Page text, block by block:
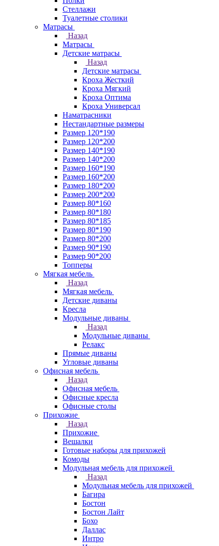
Стеллажи
Туалетные столики
Матрасы
Назад
Матрасы
Детские матрасы
Назад
Детские матрасы
Кроха Жесткий
Кроха Мягкий
Кроха Оптима
Кроха Универсал
Наматрасники
Нестандартные размеры
Размер 120*190
Размер 120*200
Размер 140*190
Размер 140*200
Размер 160*190
Размер 160*200
Размер 180*200
Размер 200*200
Размер 80*160
Размер 80*180
Размер 80*185
Размер 80*190
Размер 80*200
Размер 90*190
Размер 90*200
Топперы
Мягкая мебель
Назад
Мягкая мебель
Детские диваны
Кресла
Модульные диваны
Назад
Модульные диваны
Релакс
Прямые диваны
Угловые диваны
Офисная мебель
Назад
Офисная мебель
Офисные кресла
Офисные столы
Прихожие
Назад
Прихожие
Вешалки
Готовые наборы для прихожей
Комоды
Модульная мебель для прихожей
Назад
Модульная мебель для прихожей
Багира
Бостон
Бостон Лайт
Бохо
Даллас
Интро